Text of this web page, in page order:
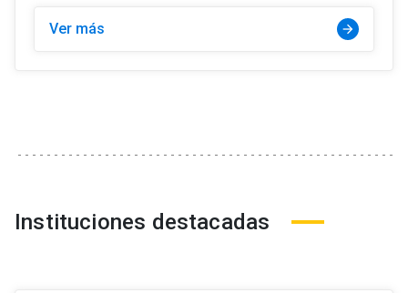
Ver más arrow_forward
Instituciones destacadas